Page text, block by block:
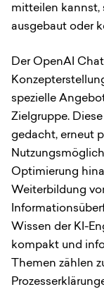
mitteilen kannst,
ausgebaut oder
Der OpenAI
spezielle
Zielgruppe.
gedacht, erneut
Optimierung
Weiterbildung
Wissen der KI-
kompakt und
Themen zählen